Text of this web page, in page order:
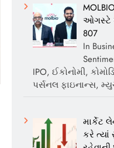
ઓગસ્ટે
807
In
IPO, ઈકોનોમી,
પર્સનલ ફાઇનાન્સ,
માર્કેટ
કરે ત્યાં